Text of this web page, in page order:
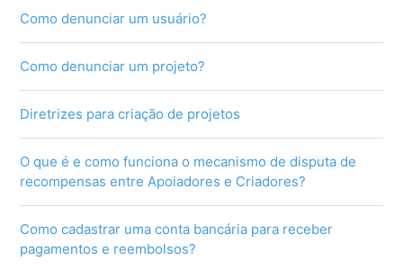
Como denunciar um usuário?
Como denunciar um projeto?
Diretrizes para criação de projetos
O que é e como funciona o mecanismo de disputa de
recompensas entre Apoiadores e Criadores?
Como cadastrar uma conta bancária para receber
pagamentos e reembolsos?